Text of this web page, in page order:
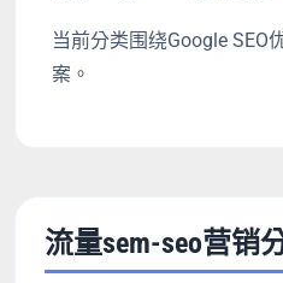
当前分类围绕Google
案。
流量sem-seo营销